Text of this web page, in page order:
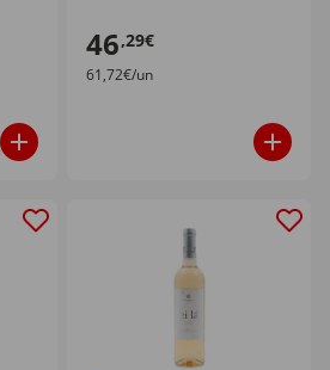
46,29€
61,72€/un